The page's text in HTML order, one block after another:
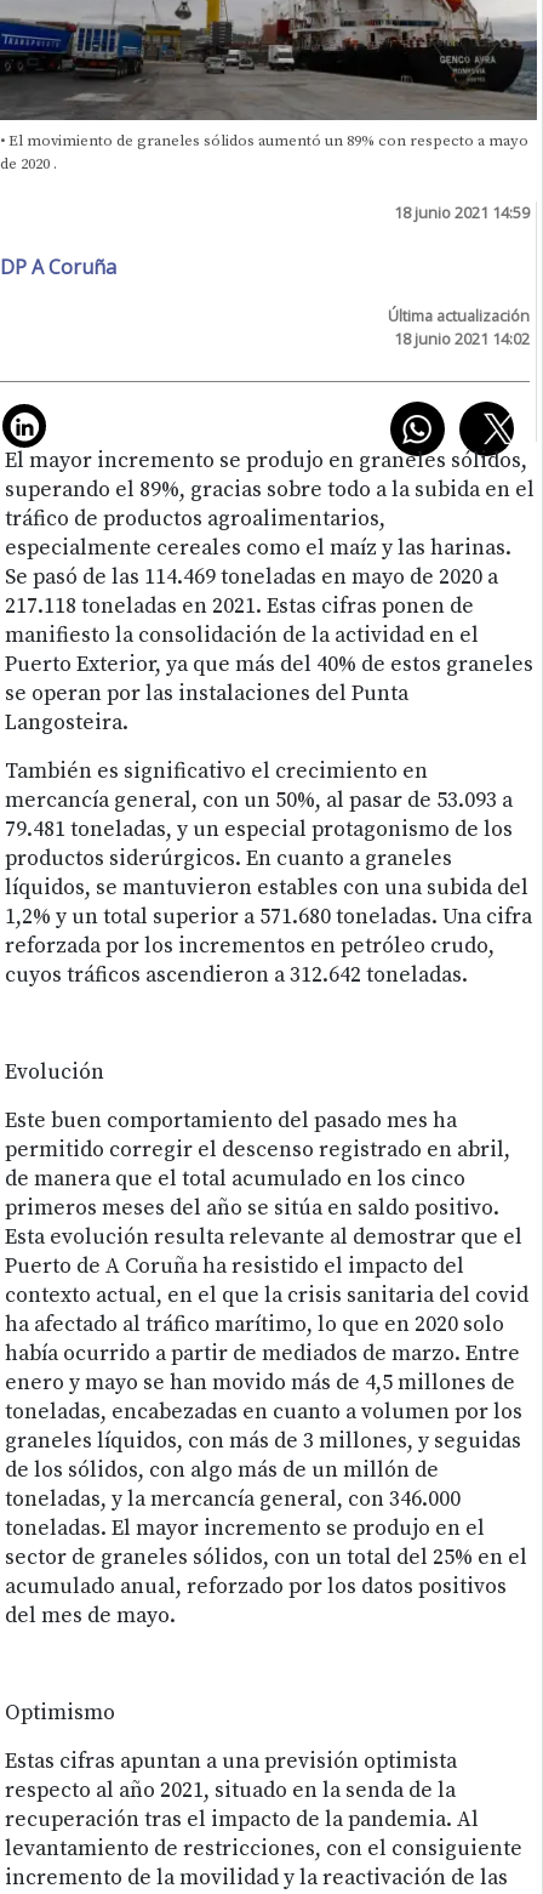
• El movimiento de graneles sólidos aumentó un 89% con respecto a mayo
de 2020 .
18 junio 2021 14:59
DP A Coruña
Última actualización
18 junio 2021 14:02
El mayor incremento se produjo en graneles sólidos,
superando el 89%, gracias sobre todo a la subida en el
tráfico de productos agroalimentarios,
especialmente cereales como el maíz y las harinas.
Se pasó de las 114.469 toneladas en mayo de 2020 a
217.118 toneladas en 2021. Estas cifras ponen de
manifiesto la consolidación de la actividad en el
Puerto Exterior, ya que más del 40% de estos graneles
se operan por las instalaciones del Punta
Langosteira.
También es significativo el crecimiento en
mercancía general, con un 50%, al pasar de 53.093 a
79.481 toneladas, y un especial protagonismo de los
productos siderúrgicos. En cuanto a graneles
líquidos, se mantuvieron estables con una subida del
1,2% y un total superior a 571.680 toneladas. Una cifra
reforzada por los incrementos en petróleo crudo,
cuyos tráficos ascendieron a 312.642 toneladas.
Evolución
Este buen comportamiento del pasado mes ha
permitido corregir el descenso registrado en abril,
de manera que el total acumulado en los cinco
primeros meses del año se sitúa en saldo positivo.
Esta evolución resulta relevante al demostrar que el
Puerto de A Coruña ha resistido el impacto del
contexto actual, en el que la crisis sanitaria del covid
ha afectado al tráfico marítimo, lo que en 2020 solo
había ocurrido a partir de mediados de marzo. Entre
enero y mayo se han movido más de 4,5 millones de
toneladas, encabezadas en cuanto a volumen por los
graneles líquidos, con más de 3 millones, y seguidas
de los sólidos, con algo más de un millón de
toneladas, y la mercancía general, con 346.000
toneladas. El mayor incremento se produjo en el
sector de graneles sólidos, con un total del 25% en el
acumulado anual, reforzado por los datos positivos
del mes de mayo.
Optimismo
Estas cifras apuntan a una previsión optimista
respecto al año 2021, situado en la senda de la
recuperación tras el impacto de la pandemia. Al
levantamiento de restricciones, con el consiguiente
incremento de la movilidad y la reactivación de las